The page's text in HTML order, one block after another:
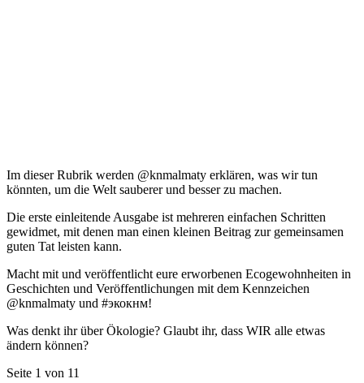
Im dieser Rubrik werden @knmalmaty erklären, was wir tun
könnten, um die Welt sauberer und besser zu machen.
Die erste einleitende Ausgabe ist mehreren einfachen Schritten
gewidmet, mit denen man einen kleinen Beitrag zur gemeinsamen
guten Tat leisten kann.
Macht mit und veröffentlicht eure erworbenen Ecogewohnheiten in
Geschichten und Veröffentlichungen mit dem Kennzeichen
@knmalmaty und #экокнм!
Was denkt ihr über Ökologie? Glaubt ihr, dass WIR alle etwas
ändern können?
Seite 1 von 11